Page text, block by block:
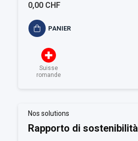
0,00 CHF
PANIER
Suisse
romande
Nos solutions
Rapporto di sostenibilità